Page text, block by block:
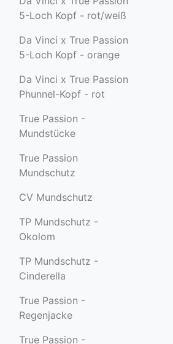
5-Loch Kopf - rot/weiß
Da Vinci x True Passion
5-Loch Kopf - orange
Da Vinci x True Passion
Phunnel-Kopf - rot
True Passion -
Mundstücke
True Passion
Mundschutz
CV Mundschutz
TP Mundschutz -
Okolom
TP Mundschutz -
Cinderella
True Passion -
Regenjacke
True Passion -